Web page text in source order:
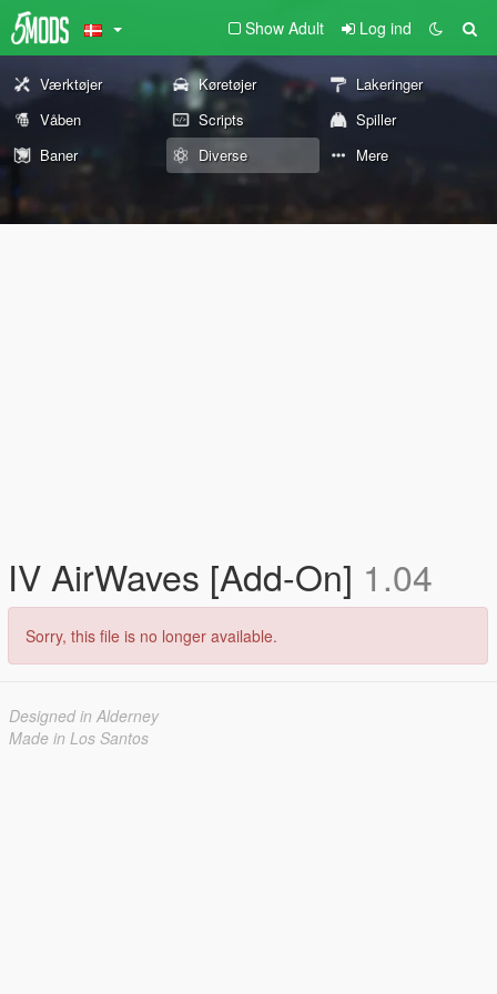
Show Adult Log ind
Værktøjer Køretøjer
Lakeringer
Våben
Scripts
Spiller
Baner
Diverse Mere
IV AirWaves [Add-On] 1.04
Sorry, this file is no longer available.
Designed in Alderney
Made in Los Santos